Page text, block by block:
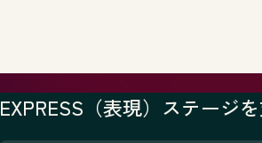
EXPRESS（表現）ステージ